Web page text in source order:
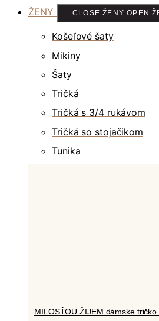
ŽENY CLOSE ŽENY OPEN
Košeľové šaty
Mikiny
Šaty
Tričká
Tričká s 3/4 rukávom
Tričká so stojačikom
Tunika
MILOSŤOU ŽIJEM dámske